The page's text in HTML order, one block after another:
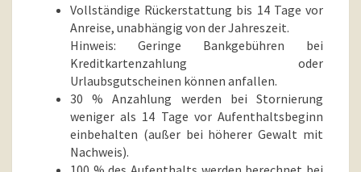
Vollständige Rückerstattung bis 14 Tage vor
Anreise, unabhängig von der Jahreszeit.
Hinweis: Geringe Bankgebühren bei
Kreditkartenzahlung oder
Urlaubsgutscheinen können anfallen.
30 % Anzahlung werden bei Stornierung
weniger als 14 Tage vor Aufenthaltsbeginn
einbehalten (außer bei höherer Gewalt mit
Nachweis).